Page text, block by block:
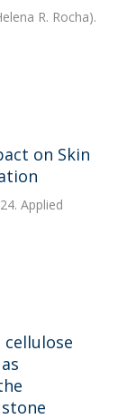
R. Rocha).
on Skin
Applied